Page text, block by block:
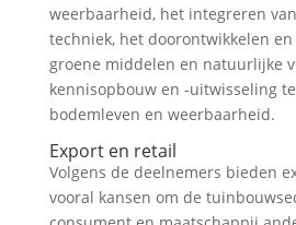
weerbaarheid, het integreren
techniek, het doorontwikkelen
groene middelen en natuurlijke
kennisopbouw en -uitwisseling
bodemleven en weerbaarheid.
Export en retail
Volgens de deelnemers bieden
vooral kansen om de